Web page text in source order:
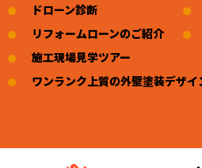
ドローン診断
リフォームローンのご紹介
施工現場見学ツアー
ワンランク上質の外壁塗装デザイ